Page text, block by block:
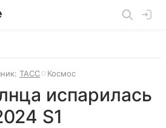
ТАСС Космос
испарилась
S1